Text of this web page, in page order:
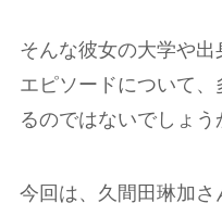
そんな彼女の大学や
エピソードについて
るのではないでしょう
今回は、久間田琳加さ